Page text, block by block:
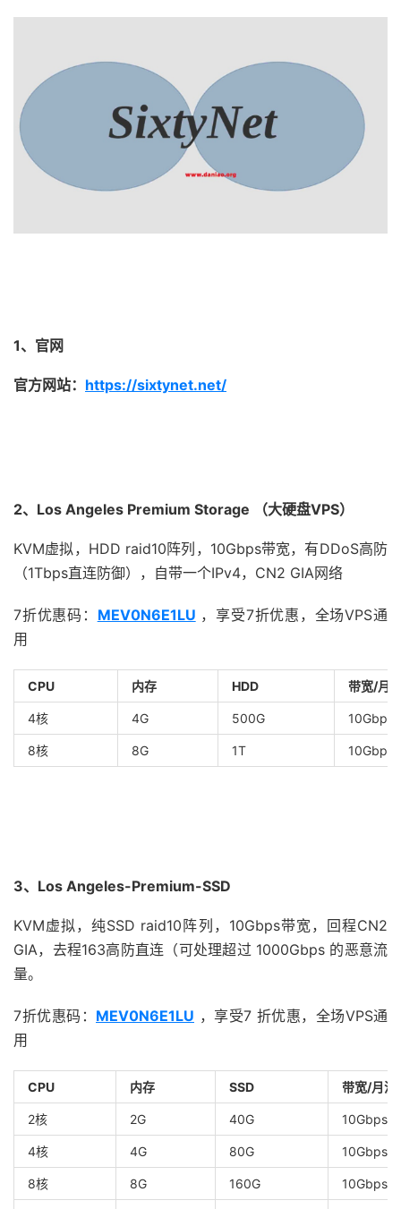
1、官网
官方网站： https://sixtynet.net/
2、Los Angeles Premium Storage （大硬盘VPS）
KVM虚拟，HDD raid10阵列，10Gbps带宽，有DDoS高防
（1Tbps直连防御），自带一个IPv4，CN2 GIA网络
7折优惠码： MEV0N6E1LU ，享受7折优惠，全场VPS通
用
CPU 内存 HDD 带宽/月
4核 4G 500G 10Gbps/
8核 8G 1T 10Gbps/
3、Los Angeles-Premium-SSD
KVM虚拟，纯SSD raid10阵列，10Gbps带宽，回程CN2
GIA，去程163高防直连（可处理超过 1000Gbps 的恶意流
量。
7折优惠码： MEV0N6E1LU ，享受7 折优惠，全场VPS通
用
CPU 内存 SSD 带宽/月流
2核 2G 40G 10Gbps/
4核 4G 80G 10Gbps/
8核 8G 160G 10Gbps/